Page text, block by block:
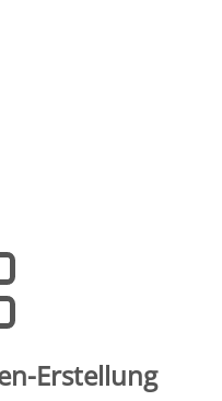
Erstellung